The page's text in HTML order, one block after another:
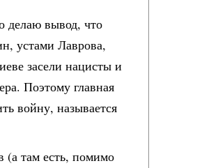
делаю вывод, что
устами Лаврова,
засели нацисты и
Поэтому главная
войну, называется
(а там есть, помимо